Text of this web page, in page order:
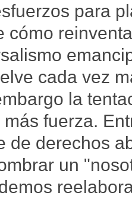
para
cómo
cada vez
la
fuerza.
de derechos
un